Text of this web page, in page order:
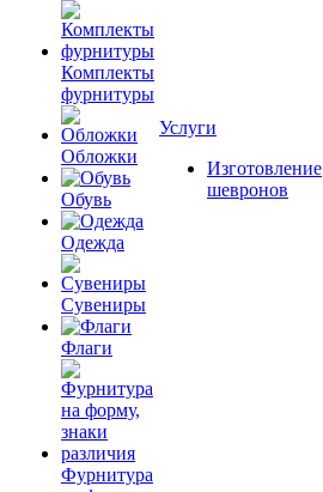
Комплекты
фурнитуры
Обложки
Обувь
Одежда
Сувениры
Флаги
Фурнитура
Услуги
Изготовление
шевронов